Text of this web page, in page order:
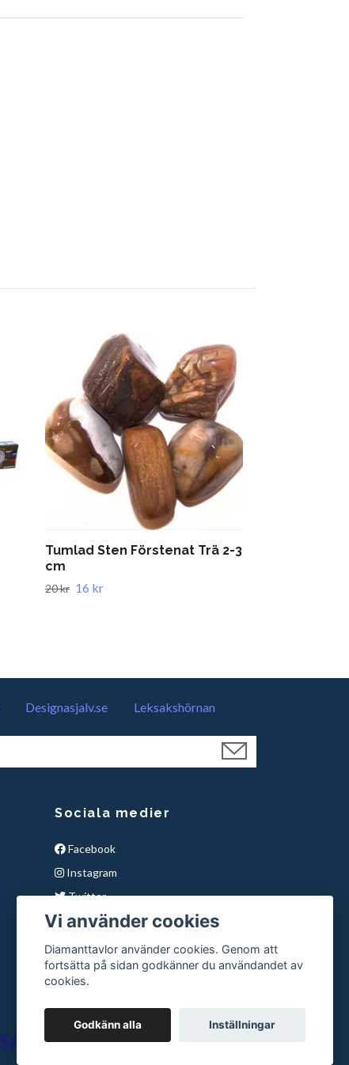
Tumlad Sten Förstenat Trä 2-3
cm
20 kr 16 kr
Designasjalv.se Leksakshörnan
Sociala medier
Facebook
Instagram
Twitter
YouTube
Snapchat
Pinterest
Vi använder cookies
Diamanttavlor använder cookies. Genom att
fortsätta på sidan godkänner du användandet av
cookies.
Godkänn alla Inställningar